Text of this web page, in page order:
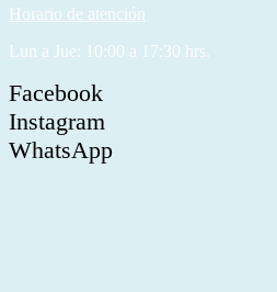
Horario de atención
Lun a Jue: 10:00 a 17:30 hrs.
Facebook
Instagram
WhatsApp